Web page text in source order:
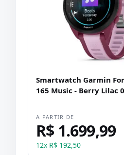
Smartwatch Garmin
165 Music - Berry Lilac
A PARTIR DE
R$ 1.699,99
12x R$ 192,50